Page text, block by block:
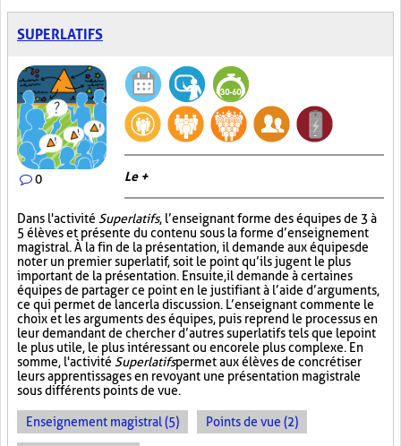
SUPERLATIFS
0 Le +
Dans l'activité Superlatifs, l’enseignant forme des équipes de 3 à
5 élèves et présente du contenu sous la forme d’enseignement
magistral. À la fin de la présentation, il demande aux équipes de
noter un premier superlatif, soit le point qu’ils jugent le plus
important de la présentation. Ensuite, il demande à certaines
équipes de partager ce point en le justifiant à l’aide d’arguments,
ce qui permet de lancer la discussion. L’enseignant commente le
choix et les arguments des équipes, puis reprend le processus en
leur demandant de chercher d’autres superlatifs tels que le point
le plus utile, le plus intéressant ou encore le plus complexe. En
somme, l'activité Superlatifspermet aux élèves de concrétiser
leurs apprentissages en revoyant une présentation magistrale
sous différents points de vue.
Enseignement magistral (5) Points de vue (2)